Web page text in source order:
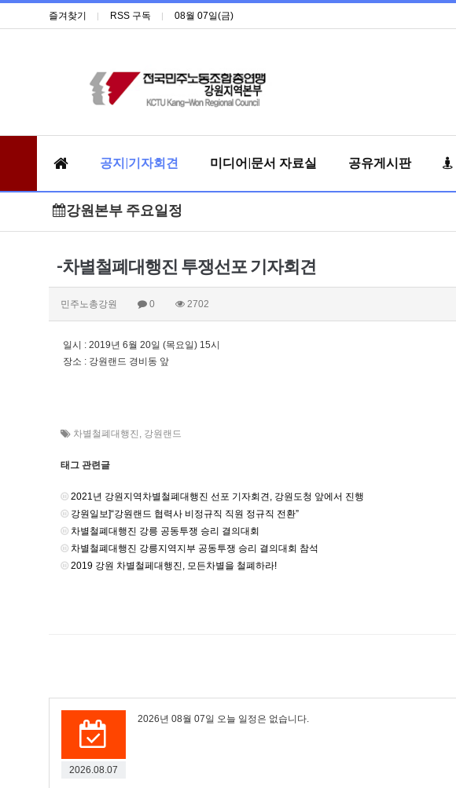
즐겨찾기 RSS 구독 08월 07일(금)
공지|기자회견 미디어|문서 자료실 공유게시판
강원본부 주요일정
-차별철폐대행진 투쟁선포 기자회견
민주노총강원 0 2702
일시 : 2019년 6월 20일 (목요일) 15시
장소 : 강원랜드 경비동 앞
차별철폐대행진 , 강원랜드
태그 관련글
2021년 강원지역차별철폐대행진 선포 기자회견, 강원도청 앞에서 진행
강원일보]“강원랜드 협력사 비정규직 직원 정규직 전환”
차별철폐대행진 강릉 공동투쟁 승리 결의대회
차별철폐대행진 강릉지역지부 공동투쟁 승리 결의대회 참석
2019 강원 차별철페대행진, 모든차별을 철폐하라!
2026.08.07
2026년 08월 07일 오늘 일정은 없습니다.